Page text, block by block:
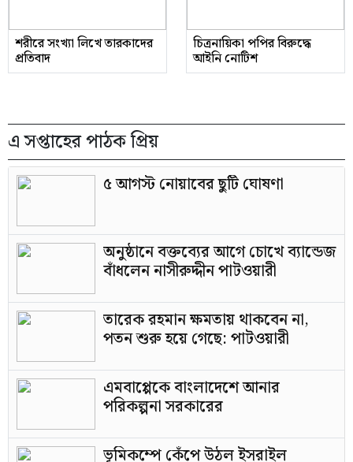
শরীরে সংখ্যা লিখে তারকাদের
প্রতিবাদ
চিত্রনায়িকা পপির বিরুদ্ধে
আইনি নোটিশ
এ সপ্তাহের পাঠক প্রিয়
৫ আগস্ট নোয়াবের ছুটি ঘোষণা
অনুষ্ঠানে বক্তব্যের আগে চোখে ব্যান্ডেজ
বাঁধলেন নাসীরুদ্দীন পাটওয়ারী
তারেক রহমান ক্ষমতায় থাকবেন না,
পতন শুরু হয়ে গেছে: পাটওয়ারী
এমবাপ্পেকে বাংলাদেশে আনার
পরিকল্পনা সরকারের
ভূমিকম্পে কেঁপে উঠল ইসরাইল